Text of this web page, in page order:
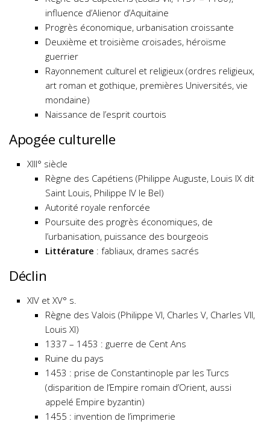
influence d’Alienor d’Aquitaine
Progrès économique, urbanisation croissante
Deuxième et troisième croisades, héroïsme
guerrier
Rayonnement culturel et religieux (ordres religieux,
art roman et gothique, premières Universités, vie
mondaine)
Naissance de l’esprit courtois
Apogée culturelle
XIII° siècle
Règne des Capétiens (Philippe Auguste, Louis IX dit
Saint Louis, Philippe IV le Bel)
Autorité royale renforcée
Poursuite des progrès économiques, de
l’urbanisation, puissance des bourgeois
Littérature : fabliaux, drames sacrés
Déclin
XIV et XV° s.
Règne des Valois (Philippe VI, Charles V, Charles VII,
Louis XI)
1337 – 1453 : guerre de Cent Ans
Ruine du pays
1453 : prise de Constantinople par les Turcs
(disparition de l’Empire romain d’Orient, aussi
appelé Empire byzantin)
1455 : invention de l’imprimerie